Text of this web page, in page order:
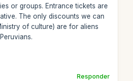
or groups. Entrance tickets are
The only discounts we can
of culture) are for aliens
Responder